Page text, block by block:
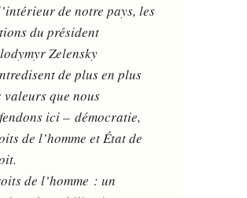
de notre pays, les
du président
Zelensky
de plus en plus
valeurs que nous
ici – démocratie,
de l’homme et État de
de l’homme : un